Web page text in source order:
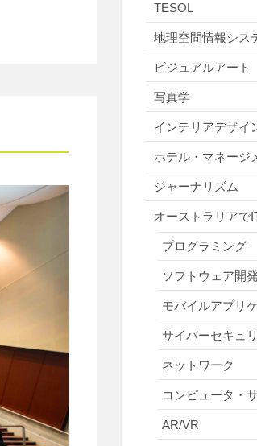
TESOL
地理空間情報シス
ビジュアルアート
写真学
インテリアデザイ
ホテル・マネージ
ジャーナリズム
オーストラリアで
プログラミング
ソフトウェア開発
モバイルアプリ
サイバーセキュ
ネットワーク
コンピュータ・
AR/VR